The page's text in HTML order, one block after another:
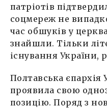
патріотів
соцмереж не
час обшуків у
знайшли. Тільки
існування України,
Полтавська
проявила свою
позицію. Поряд з